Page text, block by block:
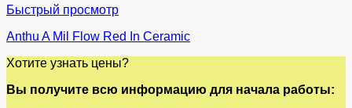
Быстрый просмотр
Anthu A Mil Flow Red In Ceramic
Хотите узнать цены?
Вы получите всю информацию для начала работы: